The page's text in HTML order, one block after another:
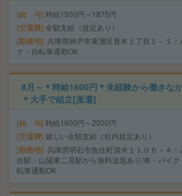
給 与 時給1500円～1875円
交通費 全額支給（規定あり）
勤務地 兵庫県神戸市東灘区青木１丁目１－１：
ク・自転車通勤OK
8月～＊時給1600円＊未経験から働きな
＊大手で組立[派遣]
給 与 時給1600円～2000円
交通費 嬉しい全額支給（社内規定あり）
勤務地 兵庫県明石市魚住町清水１１０６－４：
住駅・山陽東二見駅から無料送迎あり/車・バイク
転車通勤OK